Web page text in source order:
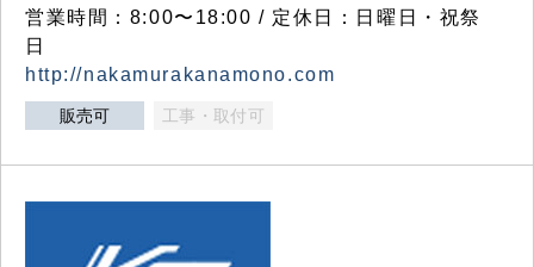
営業時間：8:00〜18:00 / 定休日：日曜日・祝祭
日
http://nakamurakanamono.com
販売可 工事・取付可